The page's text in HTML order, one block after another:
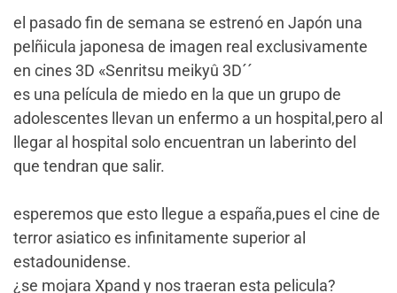
el pasado fin de semana se estrenó en Japón una
pelñicula japonesa de imagen real exclusivamente
en cines 3D «Senritsu meikyû 3D´´
es una película de miedo en la que un grupo de
adolescentes llevan un enfermo a un hospital,pero al
llegar al hospital solo encuentran un laberinto del
que tendran que salir.
esperemos que esto llegue a españa,pues el cine de
terror asiatico es infinitamente superior al
estadounidense.
¿se mojara Xpand y nos traeran esta pelicula?